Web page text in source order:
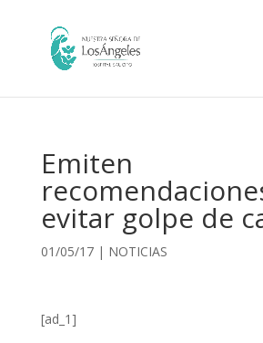
Emiten
evitar golpe de
01/05/17| NOTICIAS
[ad_1]